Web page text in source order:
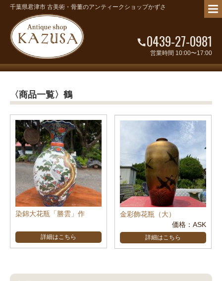
千葉県君津市 古美術・骨董のアンティークショップかずさ
0439-27-0981
営業時間 10:00〜17:00
〈商品一覧〉鶴
染錦大花瓶「勝雲」作
詳細はこちら
金彩飾花瓶（大）
価格：ASK
詳細はこちら